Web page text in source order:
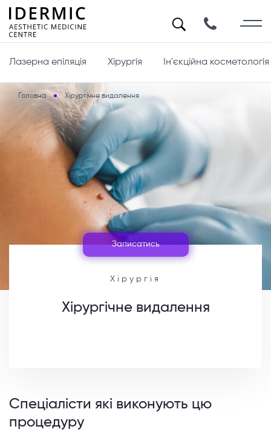
Лазерна епіляція Хірургія Ін'єкційна косметологія
Головна Хірургічне видалення
Хірургія
Хірургічне видалення
Записатись
Спеціалісти які виконують цю
процедуру